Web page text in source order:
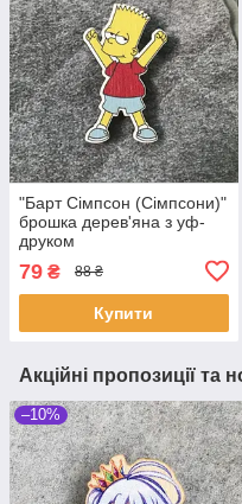
"Барт Сімпсон (Сімпсони)"
брошка дерев'яна з уф-
друком
79 ₴ 88 ₴
Купити
Акційні пропозиції та
–10%